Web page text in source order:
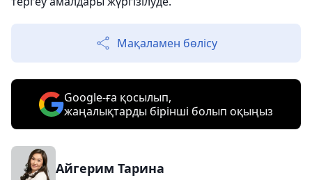
Мақаламен бөлісу
Google-ға қосылып,
жаңалықтарды бірінші болып оқыңыз
Айгерим Тарина